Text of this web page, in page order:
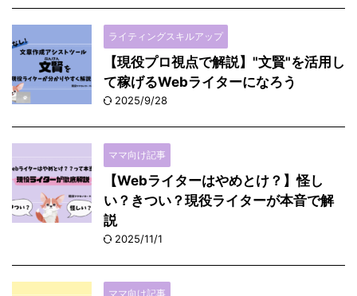
ライティングスキルアップ
【現役プロ視点で解説】"文賢"を活用し
て稼げるWebライターになろう
2025/9/28
ママ向け記事
【Webライターはやめとけ？】怪し
い？きつい？現役ライターが本音で解
説
2025/11/1
ママ向け記事